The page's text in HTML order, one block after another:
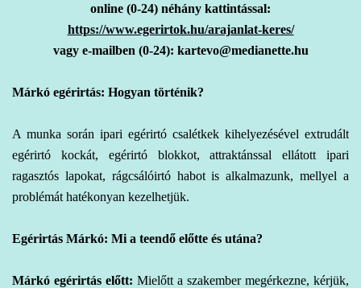
online (0-24) néhány kattintással:
https://www.egerirtok.hu/arajanlat-keres/
vagy e-mailben (0-24): kartevo@medianette.hu
Márkó egérirtás: Hogyan történik?
A munka során ipari egérirtó csalétkek kihelyezésével extrudált
egérirtó kockát, egérirtó blokkot, attraktánssal ellátott ipari
ragasztós lapokat, rágcsálóirtó habot is alkalmazunk, mellyel a
problémát hatékonyan kezelhetjük.
Egérirtás Márkó: Mi a teendő előtte és utána?
Márkó egérirtás előtt: Mielőtt a szakember megérkezne, kérjük,